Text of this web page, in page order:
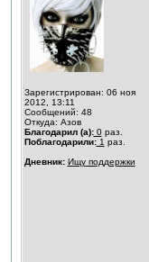
Зарегистрирован: 06 ноя
2012, 13:11
Сообщений: 48
Откуда: Азов
Благодарил (а):0раз.
Поблагодарили:1 раз.
Дневник: Ищу поддержки